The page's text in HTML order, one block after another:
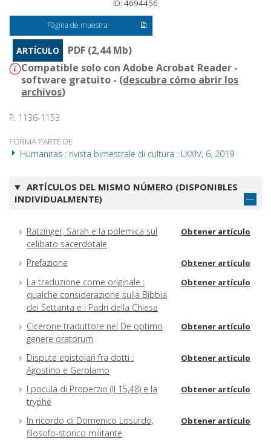
ID: 4694456
Página de muestra
ARTÍCULO
PDF (2,44 Mb)
Compatible solo con Adobe Acrobat Reader -
software gratuito - (descubra cómo abrir los
archivos)
P. 1136-1153
FORMA PARTE DE
Humanitas : rivista bimestrale di cultura : LXXIV, 6, 2019
ARTÍCULOS DEL MISMO NÚMERO (DISPONIBLES
INDIVIDUALMENTE)
Ratzinger, Sarah e la polemica sul
celibato sacerdotale
Obtener artículo
Prefazione Obtener artículo
La traduzione come originale :
qualche considerazione sulla Bibbia
dei Settanta e i Padri della Chiesa
Obtener artículo
Cicerone traduttore nel De optimo
genere oratorum
Obtener artículo
Dispute epistolari fra dotti :
Agostino e Gerolamo
Obtener artículo
I pocula di Properzio (II 15,48) e la
tryphé
Obtener artículo
In ricordo di Domenico Losurdo,
filosofo-storico militante
Obtener artículo